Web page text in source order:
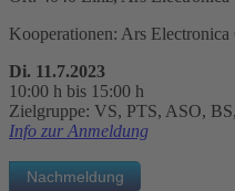
Kooperationen: Ars Electronica
Di. 11.7.2023
10:00 h bis 15:00 h
Zielgruppe: VS, PTS, ASO,
Info zur Anmeldung